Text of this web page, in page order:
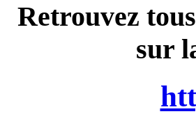
Retrouvez
sur